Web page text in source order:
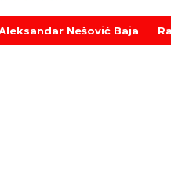
Nešović Baja